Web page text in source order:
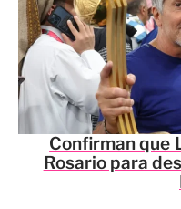
Confirman que
Rosario para